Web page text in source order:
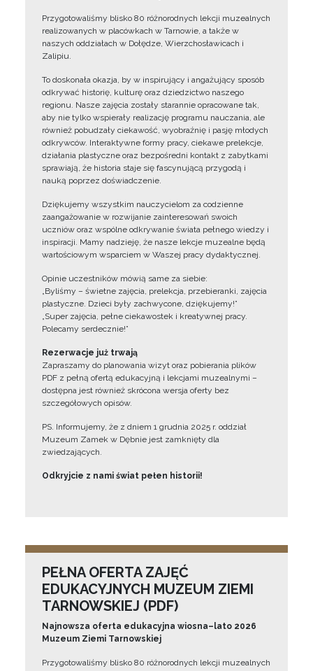
Przygotowaliśmy blisko 80 różnorodnych lekcji muzealnych
realizowanych w placówkach w Tarnowie, a także w
naszych oddziałach w Dołędze, Wierzchosławicach i
Zalipiu.
To doskonała okazja, by w inspirujący i angażujący sposób
odkrywać historię, kulturę oraz dziedzictwo naszego
regionu. Nasze zajęcia zostały starannie opracowane tak,
aby nie tylko wspierały realizację programu nauczania, ale
również pobudzały ciekawość, wyobraźnię i pasję młodych
odkrywców. Interaktywne formy pracy, ciekawe prelekcje,
działania plastyczne oraz bezpośredni kontakt z zabytkami
sprawiają, że historia staje się fascynującą przygodą i
nauką poprzez doświadczenie.
Dziękujemy wszystkim nauczycielom za codzienne
zaangażowanie w rozwijanie zainteresowań swoich
uczniów oraz wspólne odkrywanie świata pełnego wiedzy i
inspiracji. Mamy nadzieję, że nasze lekcje muzealne będą
wartościowym wsparciem w Waszej pracy dydaktycznej.
Opinie uczestników mówią same za siebie:
„Byliśmy – świetne zajęcia, prelekcja, przebieranki, zajęcia
plastyczne. Dzieci były zachwycone, dziękujemy!”
„Super zajęcia, pełne ciekawostek i kreatywnej pracy.
Polecamy serdecznie!”
Rezerwacje już trwają
Zapraszamy do planowania wizyt oraz pobierania plików
PDF z pełną ofertą edukacyjną i lekcjami muzealnymi –
dostępna jest również skrócona wersja oferty bez
szczegółowych opisów.
PS. Informujemy, że z dniem 1 grudnia 2025 r. oddział
Muzeum Zamek w Dębnie jest zamknięty dla
zwiedzających.
Odkryjcie z nami świat pełen historii!
PEŁNA OFERTA ZAJĘĆ
EDUKACYJNYCH MUZEUM ZIEMI
TARNOWSKIEJ (PDF)
Najnowsza oferta edukacyjna wiosna–lato 2026
Muzeum Ziemi Tarnowskiej
Przygotowaliśmy blisko 80 różnorodnych lekcji muzealnych